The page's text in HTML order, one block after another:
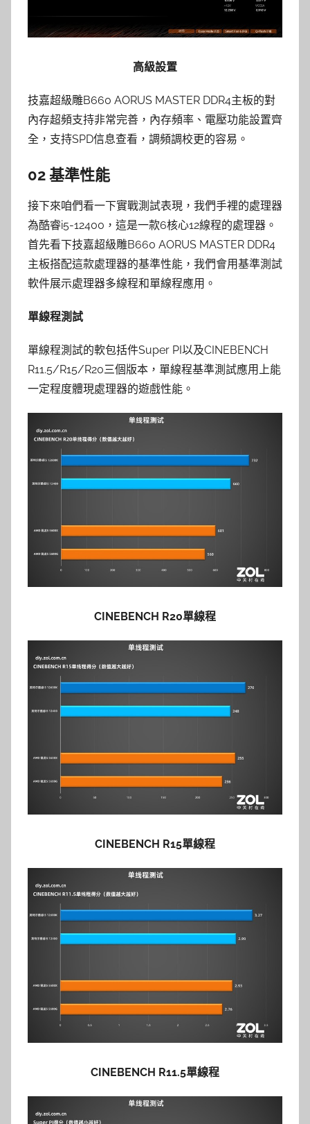
高級設置
技嘉超級雕B660 AORUS MASTER DDR4主板的對
內存超頻支持非常完善，內存頻率、電壓功能設置齊
全，支持SPD信息查看，調頻調校更的容易。
02 基準性能
接下來咱們看一下實戰測試表現，我們手裡的處理器
為酷睿i5-12400，這是一款6核心12線程的處理器。
首先看下技嘉超級雕B660 AORUS MASTER DDR4
主板搭配這款處理器的基準性能，我們會用基準測試
軟件展示處理器多線程和單線程應用。
單線程測試
單線程測試的軟包括件Super PI以及CINEBENCH
R11.5/R15/R20三個版本，單線程基準測試應用上能
一定程度體現處理器的遊戲性能。
CINEBENCH R20單線程
CINEBENCH R15單線程
CINEBENCH R11.5單線程